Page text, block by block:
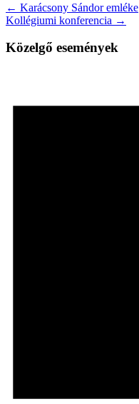
← Karácsony Sándor emléke
Kollégiumi konferencia →
Közelgő események